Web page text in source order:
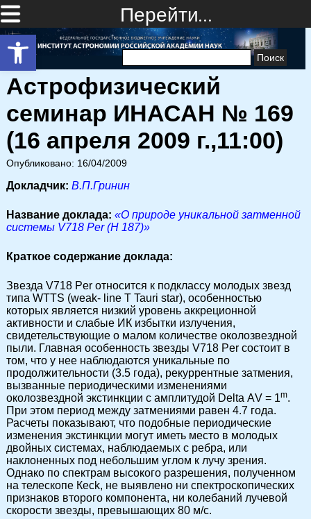
Открыть панель инструментов
Перейти…
Найти:
Астрофизический
семинар ИНАСАН № 169
(16 апреля 2009 г.,11:00)
Опубликовано: 16/04/2009
Докладчик: В.П.Гринин
Название доклада: «О природе уникальной затменной
системы V718 Per (H 187)»
Краткое содержание доклада:
Звезда V718 Per относится к подклассу молодых звезд
типа WTTS (weak- line T Tauri star), особенностью
которых является низкий уровень аккреционной
активности и слабые ИК избытки излучения,
свидетельствующие о малом количестве околозвездной
пыли. Главная особенность звезды V718 Per состоит в
том, что у нее наблюдаются уникальные по
продолжительности (3.5 года), рекуррентные затмения,
вызванные периодическими изменениями
околозвездной экстинкции с амплитудой Delta АV = 1m.
При этом период между затмениями равен 4.7 года.
Расчеты показывают, что подобные периодические
изменения экстинкции могут иметь место в молодых
двойных системах, наблюдаемых с ребра, или
наклоненных под небольшим углом к лучу зрения.
Однако по спектрам высокого разрешения, полученном
на телескопе Кеck, не выявлено ни спектроскопических
признаков второго компонента, ни колебаний лучевой
скорости звезды, превышающих 80 м/c.